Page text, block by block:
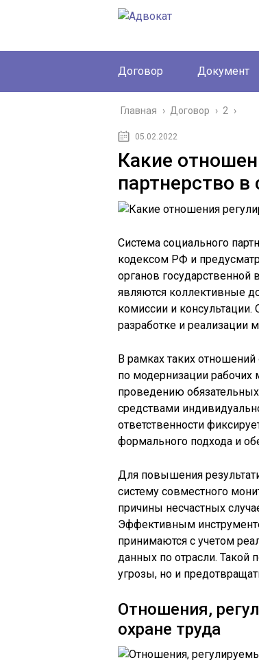
Договор Документ
Главная › Договор › 2 ›
05.02.2022
Какие
партнерство
Система социального
кодексом РФ и
органов
являются коллективные
комиссии и консультации.
разработке и реализации
В рамках таких
по модернизации
проведению
средствами
ответственности
формального подхода и
Для повышения
систему совместного
причины несчастных
Эффективным
принимаются с учетом
данных по отрасли. Такой
угрозы, но и
Отношения,
охране труда